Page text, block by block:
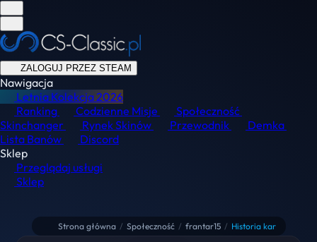
ZALOGUJ PRZEZ STEAM
Nawigacja
Letnia Kolekcja2026
Ranking
Codzienne Misje
Społeczność
Skinchanger
Rynek Skinów Przewodnik
Demka
Lista Banów
Discord
Sklep
Przeglądaj usługi
Sklep
Strona główna / Społeczność / frantar15 / Historia kar